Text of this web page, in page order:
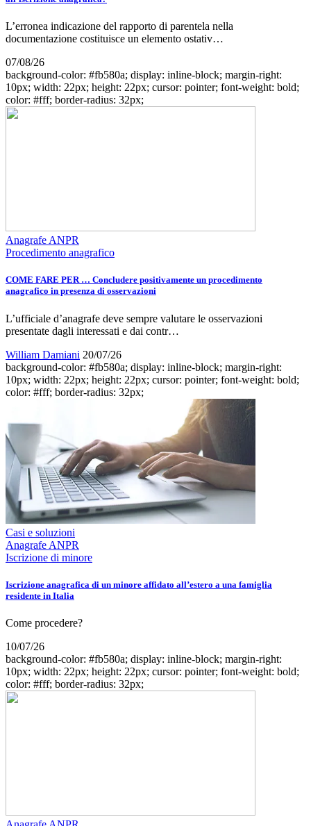
L’erronea indicazione del rapporto di parentela nella
documentazione costituisce un elemento ostativ…
07/08/26
background-color: #fb580a; display: inline-block; margin-right:
10px; width: 22px; height: 22px; cursor: pointer; font-weight: bold;
color: #fff; border-radius: 32px;
Anagrafe ANPR
Procedimento anagrafico
COME FARE PER … Concludere positivamente un procedimento
anagrafico in presenza di osservazioni
L’ufficiale d’anagrafe deve sempre valutare le osservazioni
presentate dagli interessati e dai contr…
William Damiani 20/07/26
background-color: #fb580a; display: inline-block; margin-right:
10px; width: 22px; height: 22px; cursor: pointer; font-weight: bold;
color: #fff; border-radius: 32px;
Casi e soluzioni
Anagrafe ANPR
Iscrizione di minore
Iscrizione anagrafica di un minore affidato all’estero a una famiglia
residente in Italia
Come procedere?
10/07/26
background-color: #fb580a; display: inline-block; margin-right:
10px; width: 22px; height: 22px; cursor: pointer; font-weight: bold;
color: #fff; border-radius: 32px;